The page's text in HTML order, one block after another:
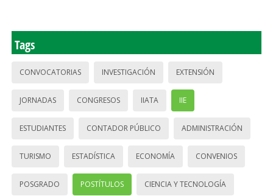
Tags
CONVOCATORIAS INVESTIGACIÓN EXTENSIÓN
JORNADAS CONGRESOS IIATA IIE
ESTUDIANTES CONTADOR PÚBLICO ADMINISTRACIÓN
TURISMO ESTADÍSTICA ECONOMÍA CONVENIOS
POSGRADO POSTÍTULOS CIENCIA Y TECNOLOGÍA